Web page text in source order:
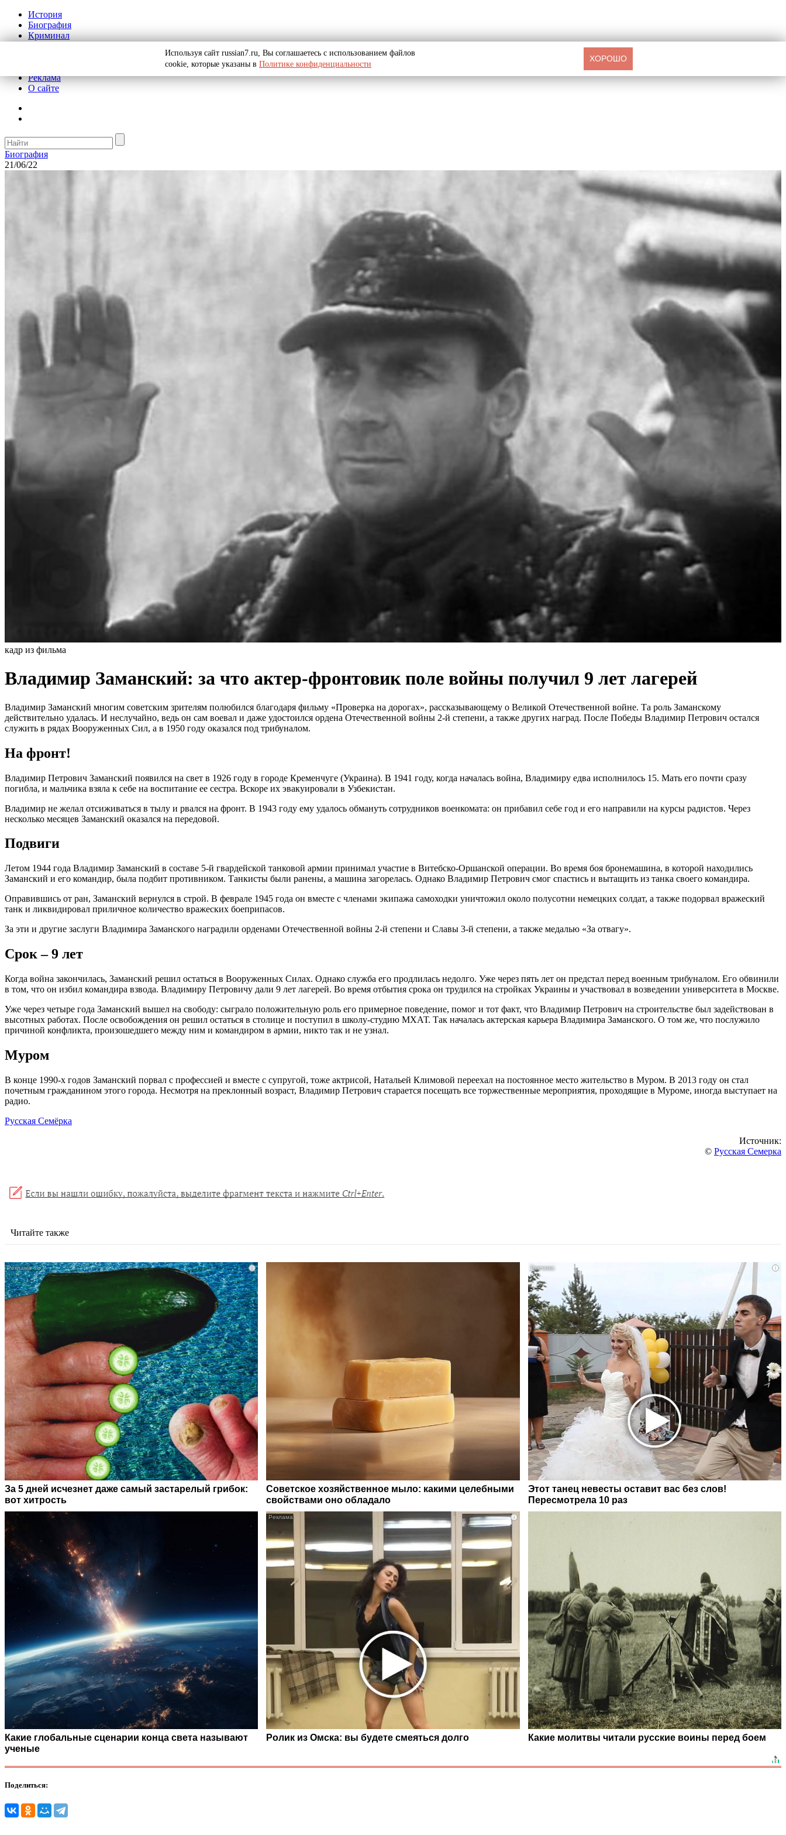
История
Биография
Криминал
Реклама
О сайте
Биография
21/06/22
кадр из фильма
Владимир Заманский: за что актер-фронтовик поле войны получил 9 лет лагерей
Владимир Заманский многим советским зрителям полюбился благодаря фильму «Проверка на дорогах», рассказывающему о Великой Отечественной войне. Та роль Заманскому
действительно удалась. И неслучайно, ведь он сам воевал и даже удостоился ордена Отечественной войны 2-й степени, а также других наград. После Победы Владимир Петрович остался
служить в рядах Вооруженных Сил, а в 1950 году оказался под трибуналом.
На фронт!
Владимир Петрович Заманский появился на свет в 1926 году в городе Кременчуге (Украина). В 1941 году, когда началась война, Владимиру едва исполнилось 15. Мать его почти сразу
погибла, и мальчика взяла к себе на воспитание ее сестра. Вскоре их эвакуировали в Узбекистан.
Владимир не желал отсиживаться в тылу и рвался на фронт. В 1943 году ему удалось обмануть сотрудников военкомата: он прибавил себе год и его направили на курсы радистов. Через
несколько месяцев Заманский оказался на передовой.
Подвиги
Летом 1944 года Владимир Заманский в составе 5-й гвардейской танковой армии принимал участие в Витебско-Оршанской операции. Во время боя бронемашина, в которой находились
Заманский и его командир, была подбит противником. Танкисты были ранены, а машина загорелась. Однако Владимир Петрович смог спастись и вытащить из танка своего командира.
Оправившись от ран, Заманский вернулся в строй. В феврале 1945 года он вместе с членами экипажа самоходки уничтожил около полусотни немецких солдат, а также подорвал вражеский
танк и ликвидировал приличное количество вражеских боеприпасов.
За эти и другие заслуги Владимира Заманского наградили орденами Отечественной войны 2-й степени и Славы 3-й степени, а также медалью «За отвагу».
Срок – 9 лет
Когда война закончилась, Заманский решил остаться в Вооруженных Силах. Однако служба его продлилась недолго. Уже через пять лет он предстал перед военным трибуналом. Его обвинили
в том, что он избил командира взвода. Владимиру Петровичу дали 9 лет лагерей. Во время отбытия срока он трудился на стройках Украины и участвовал в возведении университета в Москве.
Уже через четыре года Заманский вышел на свободу: сыграло положительную роль его примерное поведение, помог и тот факт, что Владимир Петрович на строительстве был задействован в
высотных работах. После освобождения он решил остаться в столице и поступил в школу-студию МХАТ. Так началась актерская карьера Владимира Заманского. О том же, что послужило
причиной конфликта, произошедшего между ним и командиром в армии, никто так и не узнал.
Муром
В конце 1990-х годов Заманский порвал с профессией и вместе с супругой, тоже актрисой, Натальей Климовой переехал на постоянное место жительство в Муром. В 2013 году он стал
почетным гражданином этого города. Несмотря на преклонный возраст, Владимир Петрович старается посещать все торжественные мероприятия, проходящие в Муроме, иногда выступает на
радио.
Русская Семёрка
Источник:
© Русская Семерка
Читайте также
i
За 5 дней исчезнет даже самый застарелый грибок:
вот хитрость
Советское хозяйственное мыло: какими целебными
свойствами оно обладало
i
Этот танец невесты оставит вас без слов!
Пересмотрела 10 раз
Какие глобальные сценарии конца света называют
ученые
i
Ролик из Омска: вы будете смеяться долго Какие молитвы читали русские воины перед боем
Поделиться:
Используя сайт russian7.ru, Вы соглашаетесь с использованием файлов
cookie, которые указаны в Политике конфиденциальности
ХОРОШО